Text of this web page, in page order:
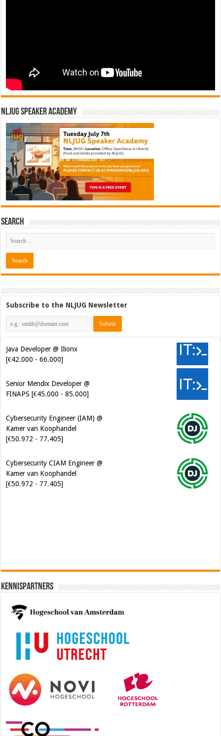
NLJUG Speaker Academy
Search
Subscribe to the NLJUG Newsletter
Java Developer @ Ilionx
[€42.000 - 66.000]
Senior Mendix Developer @
FINAPS [€45.000 - 85.000]
Cybersecurity Engineer (IAM) @
Kamer van Koophandel
[€50.972 - 77.405]
Cybersecurity CIAM Engineer @
Kamer van Koophandel
[€50.972 - 77.405]
Kennispartners